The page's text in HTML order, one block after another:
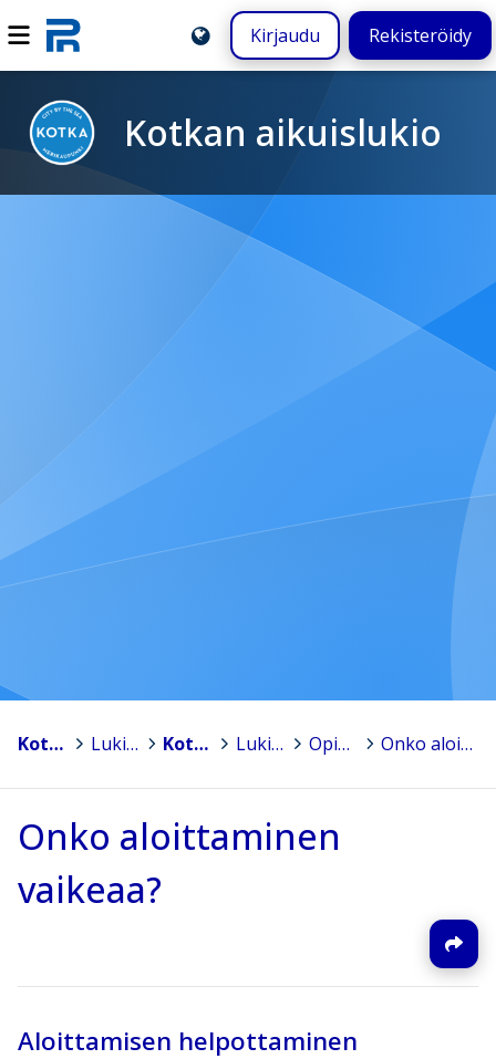
Kirjaudu Rekisteröidy
Kotkan aikuislukio
Kotka Lukiokoulutus > Kotkan aikuislukio > Lukio-opiskelijalle > Opiskelun ohjeita > Onko aloittaminen vaikeaa?
Onko aloittaminen
vaikeaa?
Aloittamisen helpottaminen